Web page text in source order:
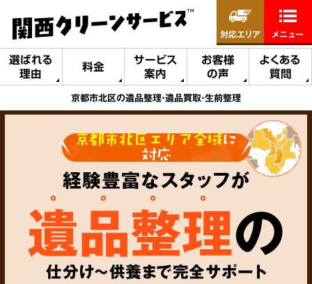
選ばれる
理由
料金
サービス
案内
お客様
の声
よくある
質問
対応エリア メニュー
京都市北区の遺品整理・遺品買取・生前整理
京都市北区エリア全域に
対応
経験豊富なスタッフが
遺品整理の
仕分け～供養まで完全サポート